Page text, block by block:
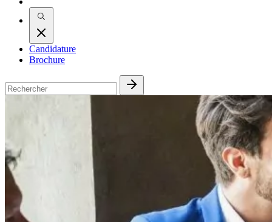
Candidature
Brochure